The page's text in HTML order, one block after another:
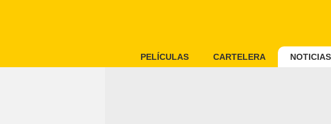
PELÍCULAS CARTELERA NOTICIAS